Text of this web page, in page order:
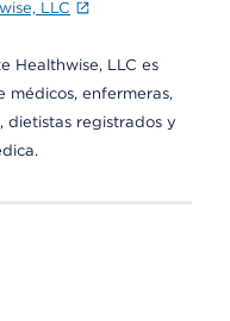
LLC
Healthwise, LLC es
médicos, enfermeras,
dietistas registrados y